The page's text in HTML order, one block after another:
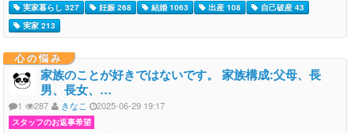
実家暮らし 327 妊娠 268 結婚 1063 出産 108
自己破産 43
実家 213
心の悩み
家族のことが好きではないです。 家族構成:父母、長
男、長女、…
1 287 きなこ 2025-06-29 19:17
スタッフのお返事希望